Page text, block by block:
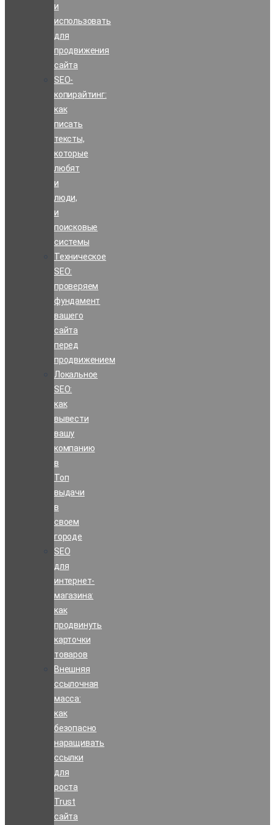
и
использовать
для
продвижения
сайта
SEO-
копирайтинг:
как
писать
тексты,
которые
любят
и
люди,
и
поисковые
системы
Техническое
SEO:
проверяем
фундамент
вашего
сайта
перед
продвижением
Локальное
SEO:
как
вывести
вашу
компанию
в
Топ
выдачи
в
своем
городе
SEO
для
интернет-
магазина:
как
продвинуть
карточки
товаров
Внешняя
ссылочная
масса:
как
безопасно
наращивать
ссылки
для
роста
Trust
сайта